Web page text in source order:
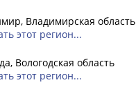
Владимирская область
этот регион...
Вологодская область
этот регион...